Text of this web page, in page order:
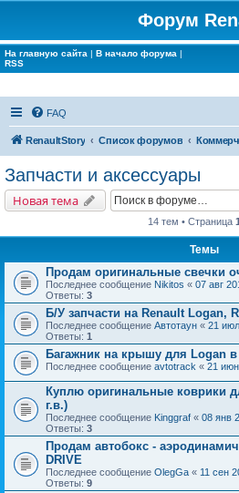
Форум
На главную сайта | В начало форума |
RSS
FAQ
RenaultStory Список форумов
Запчасти и аксессуары
Новая тема
14 тем • Страница 1
Темы
Продам оригинальные свечки
Последнее сообщение Nikitos « 07 авг
Ответы: 3
Б/У запчасти на Renault Logan,
Последнее сообщение Автотаун « 21
Ответы: 1
Багажник на крышу для Logan
Последнее сообщение avtotrack « 21
Куплю оригинальные коврики
г.в.)
Последнее сообщение Kinggraf « 08 янв
Ответы: 3
Продам автобокс -
DRIVE
Последнее сообщение OlegGa « 11 сен
Ответы: 9